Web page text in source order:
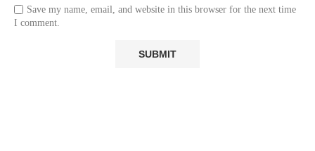
Save my name, email, and website in this browser for the next time
I comment.